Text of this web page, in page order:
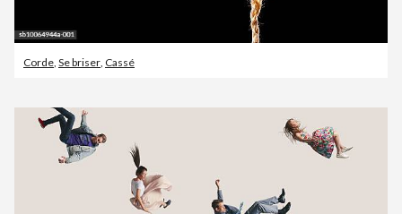
Corde Se briser Cassé